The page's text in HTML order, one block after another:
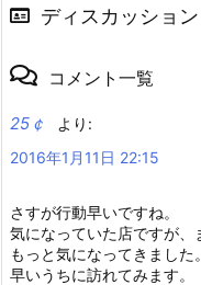
ディスカッション
コメント一覧
25￠
より:
2016年1月11日 22:15
さすが行動早いですね。
気になっていた店ですが、
もっと気になってきました。
早いうちに訪れてみます。